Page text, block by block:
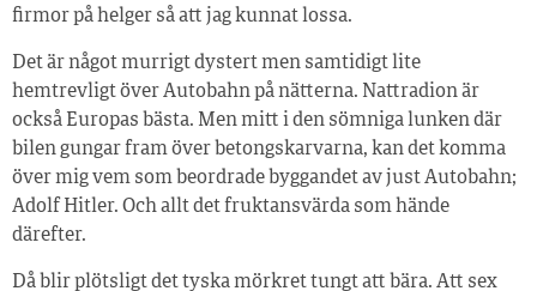
firmor på helger så att jag kunnat lossa.
Det är något murrigt dystert men samtidigt lite
hemtrevligt över Autobahn på nätterna. Nattradion är
också Europas bästa. Men mitt i den sömniga lunken där
bilen gungar fram över betongskarvarna, kan det komma
över mig vem som beordrade byggandet av just Autobahn;
Adolf Hitler. Och allt det fruktansvärda som hände
därefter.
Då blir plötsligt det tyska mörkret tungt att bära. Att sex